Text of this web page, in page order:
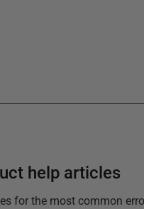
help articles
for the most common